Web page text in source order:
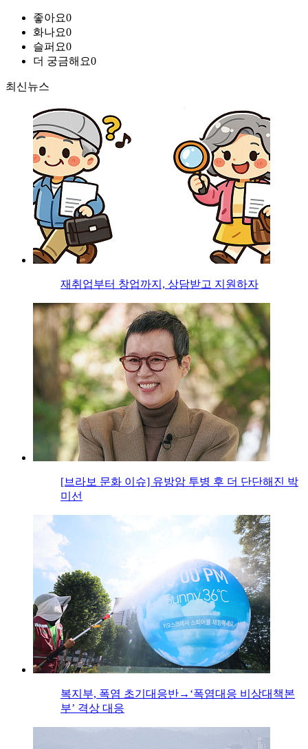
좋아요0
화나요0
슬퍼요0
더 궁금해요0
최신뉴스
재취업부터 창업까지, 상담받고 지원하자
[브라보 문화 이슈] 유방암 투병 후 더 단단해진 박
미선
복지부, 폭염 초기대응반→‘폭염대응 비상대책본
부’ 격상 대응